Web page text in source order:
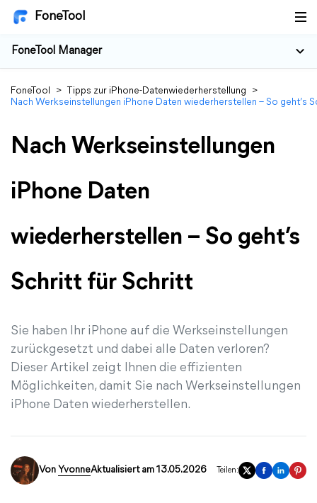
FoneTool
FoneTool Manager
FoneTool > Tipps zur iPhone-Datenwiederherstellung
>
Nach Werkseinstellungen iPhone Daten wiederherstellen – So geht’s
Nach Werkseinstellungen
iPhone Daten
wiederherstellen – So geht’s
Schritt für Schritt
Sie haben Ihr iPhone auf die Werkseinstellungen
zurückgesetzt und dabei alle Daten verloren?
Dieser Artikel zeigt Ihnen die effizienten
Möglichkeiten, damit Sie nach Werkseinstellungen
iPhone Daten wiederherstellen.
Von YvonneAktualisiert am 13.05.2026 Teilen: